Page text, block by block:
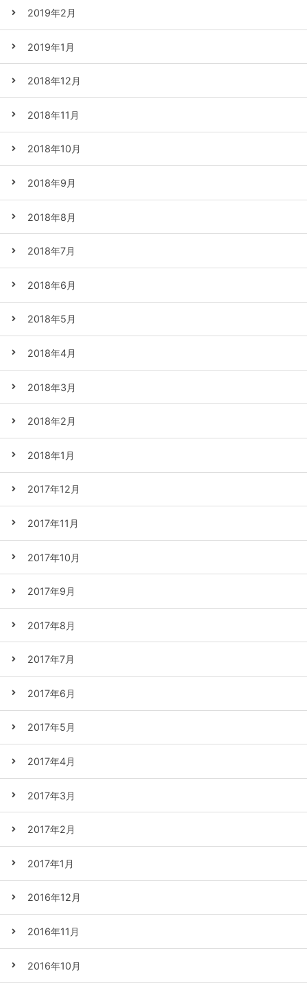
2019年2月
2019年1月
2018年12月
2018年11月
2018年10月
2018年9月
2018年8月
2018年7月
2018年6月
2018年5月
2018年4月
2018年3月
2018年2月
2018年1月
2017年12月
2017年11月
2017年10月
2017年9月
2017年8月
2017年7月
2017年6月
2017年5月
2017年4月
2017年3月
2017年2月
2017年1月
2016年12月
2016年11月
2016年10月